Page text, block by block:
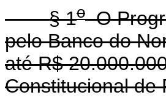
§ 1oO
pelo Banco do
até R$
Constitucional de